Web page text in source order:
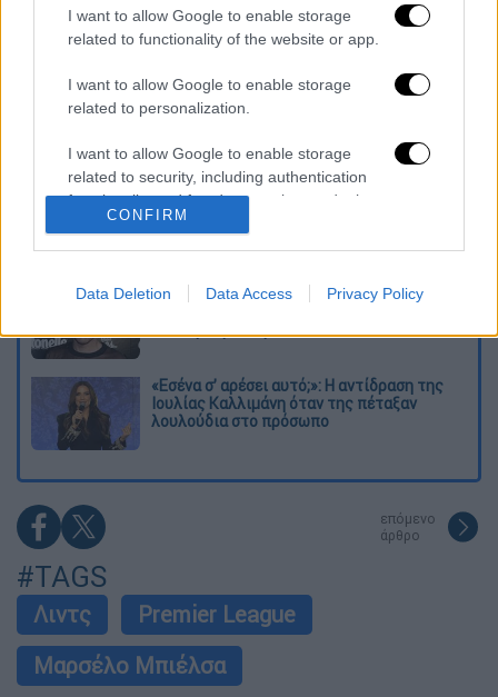
I want to allow Google to enable storage
related to functionality of the website or app.
I want to allow Google to enable storage
related to personalization.
I want to allow Google to enable storage
related to security, including authentication
functionality and fraud prevention, and other
user protection.
CONFIRM
Data Deletion Data Access Privacy Policy
κλαμπ, Αντρέα Ραντριτσάνι.
Σοκαριστικό βίντεο από το τροχαίο στις
Το ΙΧ πέφτει πάνω στο φορτηγό
Νέα κλιμάκωση: Η Μόσχα δείχνει «άμεση
εμπλοκή» του ΝΑΤΟ σε επιθέσεις σε
ρωσικό έδαφος - Τα ονόματα και ο
«εγκέφαλος»
«Χρειάζομαι βοήθεια»: Η πρώτη δήλωση
αυτοτραυματισμό στο TikTok
«Εσένα σ’ αρέσει αυτό;»: Η αντίδραση της
Ιουλίας Καλλιμάνη όταν της πέταξαν
λουλούδια στο πρόσωπο
επόμενο
άρθρο
#TAGS
Λιντς
Premier League
Μαρσέλο Μπιέλσα